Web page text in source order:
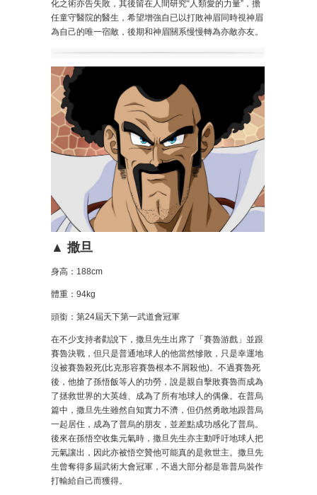
化之術亦告失敗，其後留在人間研究“人類愛的力量”，擔
任童守醫院的醫生，希望增強自已以打敗神眉同時視神眉
為自己的唯一宿敵，後期和神眉關系慢慢轉為亦敵亦友。
▲ 撒旦
身高：188cm
體重：94kg
頭銜：第24屆天下第一武道會冠軍
在不少支持者勸說下，撒旦先生出席了「賽魯游戲」並跟
賽魯決戰，但只是普通地球人的他當然慘敗，只是幸運地
沒被賽魯殺死(比克形容賽魯根本不屑殺他)。不過賽魯死
後，他搶了孫悟飯等人的功勞，說是親自擊敗賽魯而成為
了拯救世界的大英雄、成為了所有地球人的偶像。在普烏
篇中，撒旦先生雖然自知實力不濟，但仍然勇敢地跟普烏
一起居住，成為了普烏的朋友，並差點成功感化了普烏。
後來在孫悟空收集元氣時，撒旦先生亦主動呼吁地球人把
元氣讓出，因此亦被悟空贊他可能真的是救世主。撒旦先
生曾奪得多屆武術大會冠軍，不過大部分都是靠普烏裝作
打輸給自己而獲得。